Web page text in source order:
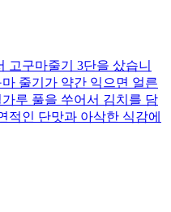
고구마줄기 3단을 샀습니
줄기가 약간 익으면 얼른
루 풀을 쑤어서 김치를 담
적인 단맛과 아삭한 식감에